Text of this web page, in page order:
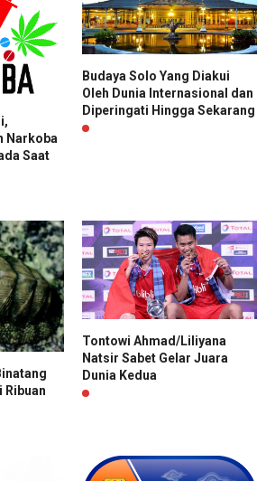
Narkoba
Saat
Budaya Solo Yang Diakui
Oleh Dunia Internasional dan
Diperingati Hingga Sekarang
Ribuan
Tontowi Ahmad/Liliyana
Natsir Sabet Gelar Juara
Dunia Kedua